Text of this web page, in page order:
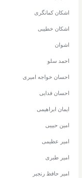
اشکان کمانگری
اشکان خطیبی
اشوان
احمد سلو
احسان خواجه امیری
احسان فدایی
ایمان ابراهیمی
امین حبیبی
امیر عظیمی
امیر طبری
امیر حافظ رنجبر